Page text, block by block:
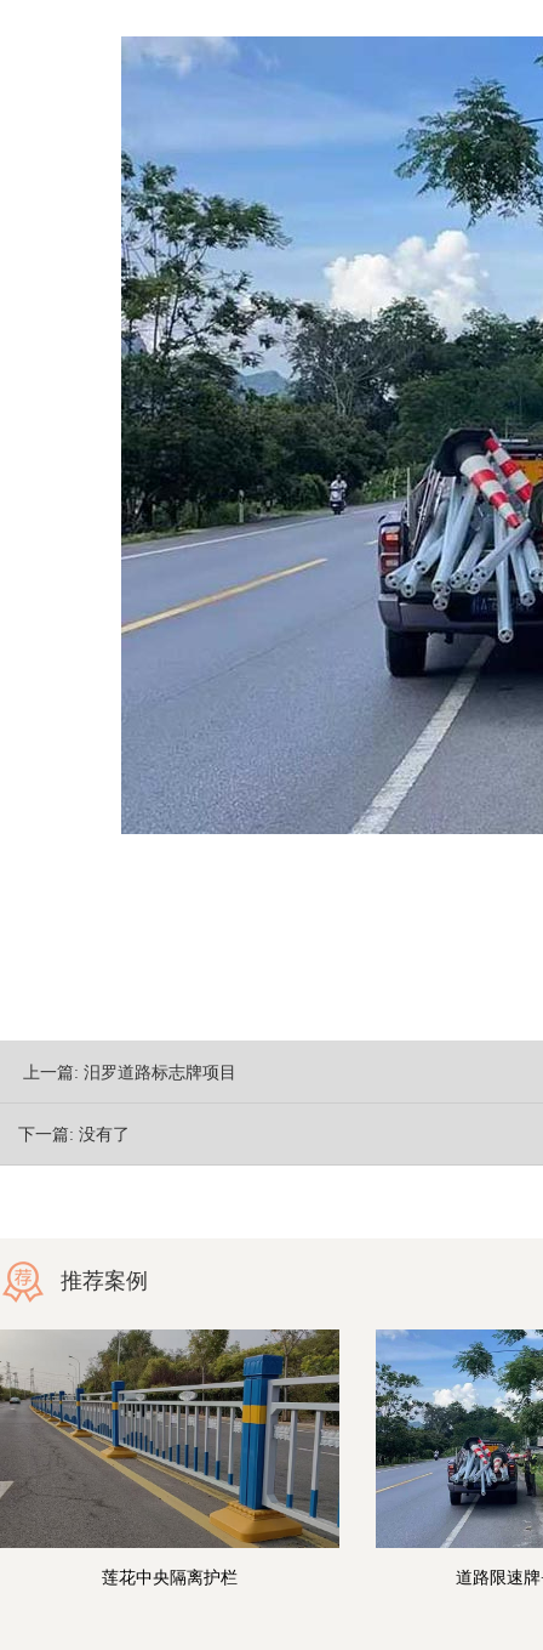
上一篇: 汨罗道路标志牌项目
下一篇: 没有了
推荐案例
莲花中央隔离护栏 道路限速